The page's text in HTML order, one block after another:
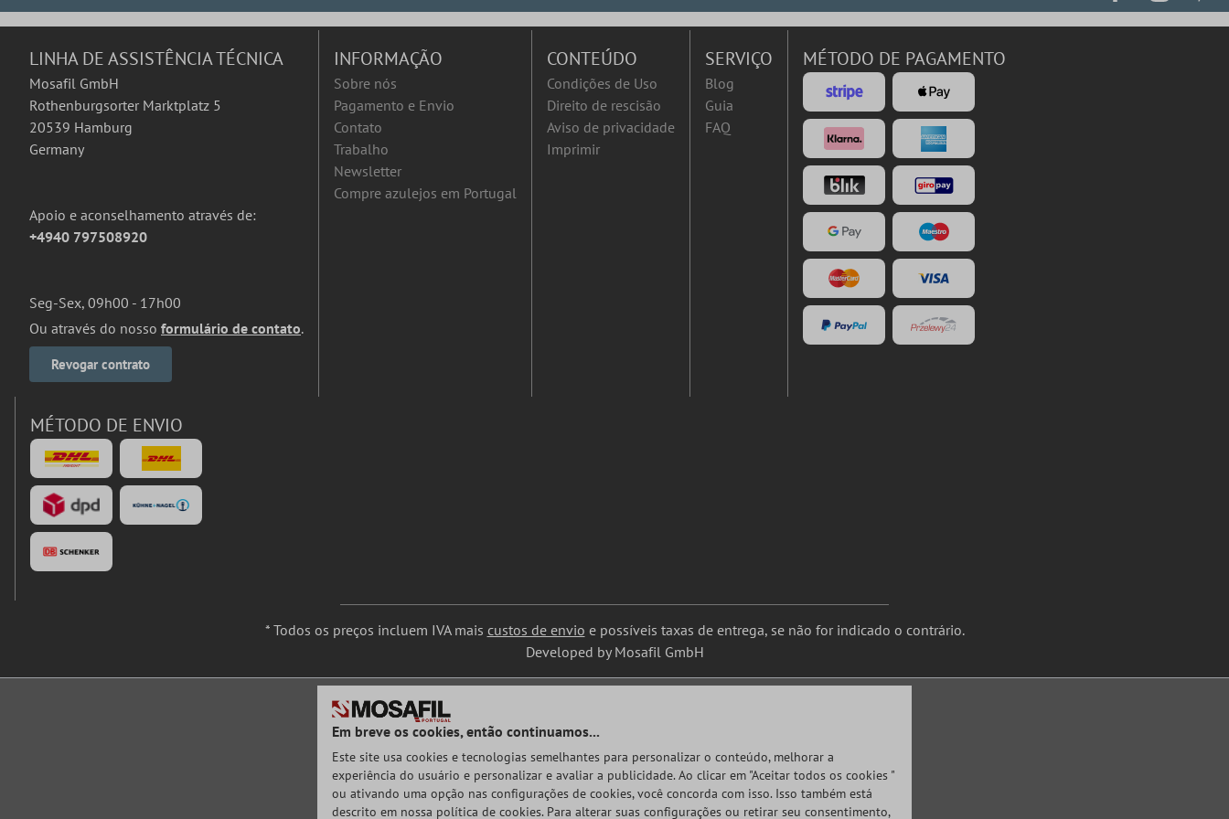
LINHA DE ASSISTÊNCIA TÉCNICA
Mosafil GmbH
Rothenburgsorter Marktplatz 5
20539 Hamburg
Germany
Apoio e aconselhamento através de:
+4940 797508920
Seg-Sex, 09h00 - 17h00
Ou através do nosso formulário de contato.
Revogar contrato
INFORMAÇÃO
Sobre nós
Pagamento e Envio
Contato
Trabalho
Newsletter
Compre azulejos em Portugal
CONTEÚDO
Condições de Uso
Direito de rescisão
Aviso de privacidade
Imprimir
SERVIÇO
Blog
Guia
FAQ
MÉTODO DE PAGAMENTO
MÉTODO DE ENVIO
* Todos os preços incluem IVA mais custos de envio e possíveis taxas de entrega, se não for indicado o contrário.
Developed by Mosafil GmbH
Em breve os cookies, então continuamos...
Este site usa cookies e tecnologias semelhantes para personalizar o conteúdo, melhorar a
experiência do usuário e personalizar e avaliar a publicidade. Ao clicar em "Aceitar todos os cookies "
ou ativando uma opção nas configurações de cookies, você concorda com isso. Isso também está
descrito em nossa política de cookies. Para alterar suas configurações ou retirar seu consentimento,